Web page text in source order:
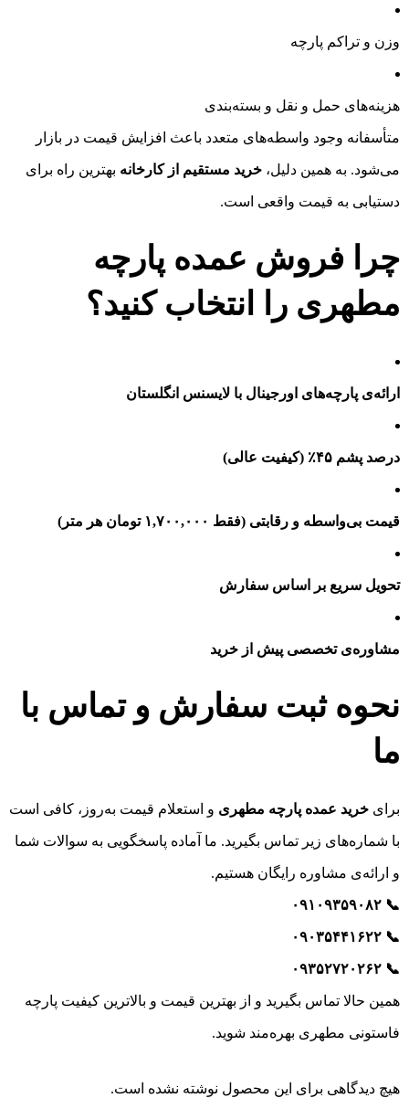
وزن و تراکم پارچه
هزینه‌های حمل و نقل و بسته‌بندی
متأسفانه وجود واسطه‌های متعدد باعث افزایش قیمت در بازار
می‌شود. به همین دلیل، خرید مستقیم از کارخانه بهترین راه برای
دستیابی به قیمت واقعی است.
چرا فروش عمده پارچه
مطهری را انتخاب کنید؟
ارائه‌ی پارچه‌های اورجینال با لایسنس انگلستان
درصد پشم ۴۵٪ (کیفیت عالی)
قیمت بی‌واسطه و رقابتی (فقط ۱,۷۰۰,۰۰۰ تومان هر متر)
تحویل سریع بر اساس سفارش
مشاوره‌ی تخصصی پیش از خرید
نحوه ثبت سفارش و تماس با
ما
برای خرید عمده پارچه مطهری و استعلام قیمت به‌روز، کافی است
با شماره‌های زیر تماس بگیرید. ما آماده پاسخگویی به سوالات شما
و ارائه‌ی مشاوره رایگان هستیم.
📞 ۰۹۱۰۹۳۵۹۰۸۲
📞 ۰۹۰۳۵۴۴۱۶۲۲
📞 ۰۹۳۵۲۷۲۰۲۶۲
همین حالا تماس بگیرید و از بهترین قیمت و بالاترین کیفیت پارچه
فاستونی مطهری بهره‌مند شوید.
هیچ دیدگاهی برای این محصول نوشته نشده است.